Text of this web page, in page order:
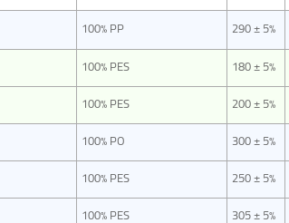
100% PP 290 ± 5%
100% PES 180 ± 5%
100% PES 200 ± 5%
100% PO 300 ± 5%
100% PES 250 ± 5%
100% PES 305 ± 5%